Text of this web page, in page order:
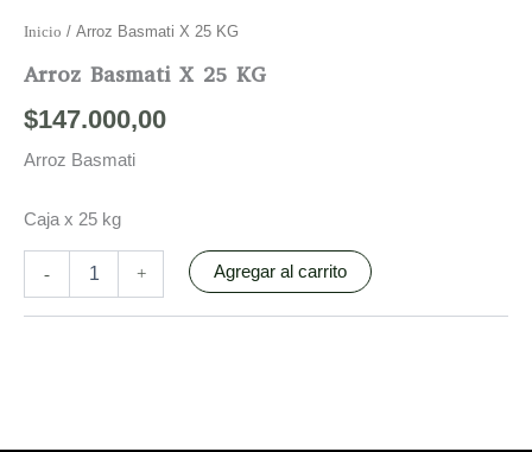
Inicio / Arroz Basmati X 25 KG
Arroz Basmati X 25 KG
$147.000,00
Arroz Basmati
Caja x 25 kg
- + Agregar al carrito